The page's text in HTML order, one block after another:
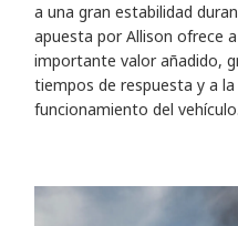
a una gran estabilidad
apuesta por Allison ofrece
importante valor añadido,
tiempos de respuesta y a
funcionamiento del vehículo.